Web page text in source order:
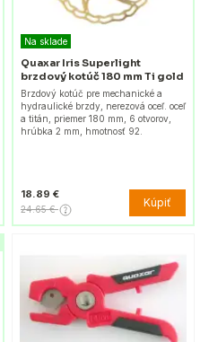
Na sklade
Quaxar Iris Superlight
brzdový kotúč 180 mm Ti gold
Brzdový kotúč pre mechanické a
hydraulické brzdy, nerezová oceľ. oceľ
a titán, priemer 180 mm, 6 otvorov,
hrúbka 2 mm, hmotnosť 92.
18.89 €
24.65 € Kúpiť